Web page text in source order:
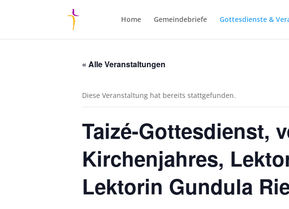
Home Gemeindebriefe Gottesdienste &
« Alle Veranstaltungen
Diese Veranstaltung hat bereits stattgefunden.
Taizé-Gottesdienst,
Kirchenjahres,
Lektorin Gundula